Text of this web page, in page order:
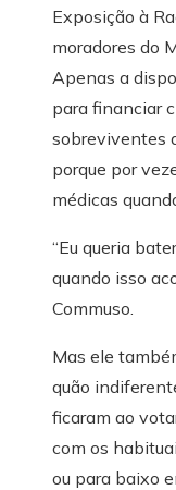
Exposição à
moradores do
Apenas a
para financiar
sobreviventes
porque por
médicas
“Eu queria
quando isso
Commuso.
Mas ele
quão
ficaram ao
com os
ou para baixo